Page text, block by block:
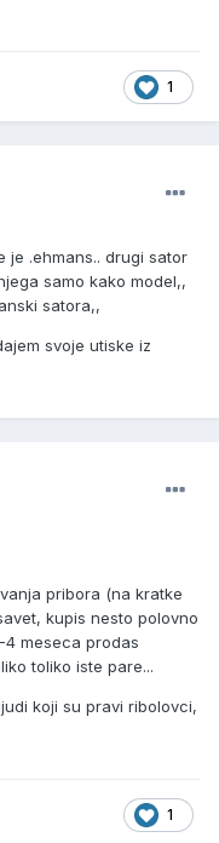
1
je .ehmans.. drugi sator
samo kako model,,
satora,,
svoje utiske iz
pribora (na kratke
kupis nesto polovno
meseca prodas
toliko iste pare...
koji su pravi ribolovci,
1